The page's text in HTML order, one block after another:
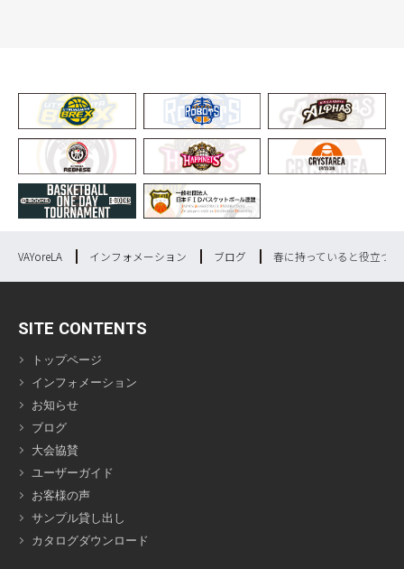
VAYoreLA インフォメーション ブログ 春に持っていると役立つ
SITE CONTENTS
トップページ
インフォメーション
お知らせ
ブログ
大会協賛
ユーザーガイド
お客様の声
サンプル貸し出し
カタログダウンロード